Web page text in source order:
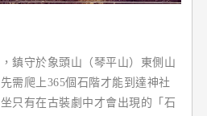
鎮守於象頭山（琴平山）東側山
需爬上365個石階才能到達神社
只有在古裝劇中才會出現的「石